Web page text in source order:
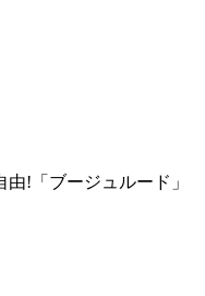
!「ブージュルード」